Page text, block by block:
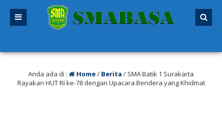
Anda ada di : Home/ Berita / SMA Batik 1 Surakarta
Rayakan HUT RI ke-78 dengan Upacara Bendera yang Khidmat